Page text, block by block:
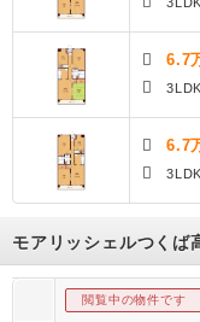
6.7
3LDK
6.7
3LDK
モアリッシェルつくば
閲覧中の物件です